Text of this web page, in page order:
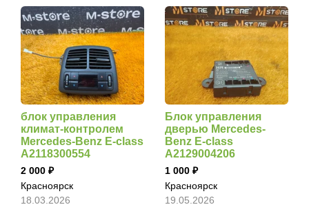
блок управления
климат-контролем
Mercedes-Benz E-class
A2118300554
2 000
Красноярск
18.03.2026
Блок управления
дверью Mercedes-
Benz E-class
A2129004206
1 000
Красноярск
19.05.2026